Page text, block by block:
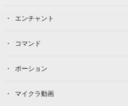
エンチャント
コマンド
ポーション
マイクラ動画